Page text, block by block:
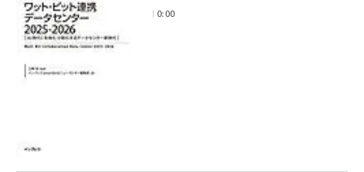
2025年11月28日 0:00